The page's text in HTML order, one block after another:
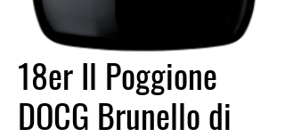
18er Il Poggione
DOCG Brunello di